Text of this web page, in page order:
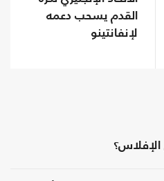
القدم يسحب دعمه
لإنفانتينو